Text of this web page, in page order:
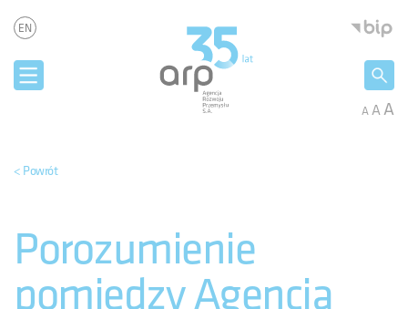
EN
AAA
< Powrót
Porozumienie
pomiędzy Agencją